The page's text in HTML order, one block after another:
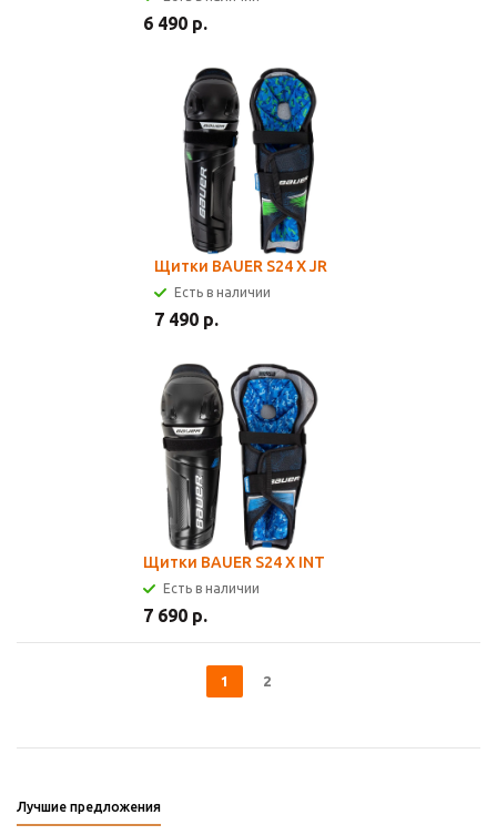
6 490 р.
Щитки BAUER S24 X JR
Есть в наличии
7 490 р.
Щитки BAUER S24 X INT
Есть в наличии
7 690 р.
1 2
Лучшие предложения